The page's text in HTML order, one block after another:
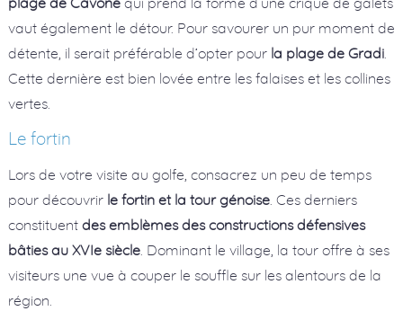
vaut également le détour. Pour savourer un pur moment de
détente, il serait préférable d’opter pour la plage de Gradi.
Cette dernière est bien lovée entre les falaises et les collines
vertes.
Le fortin
Lors de votre visite au golfe, consacrez un peu de temps
pour découvrir le fortin et la tour génoise. Ces derniers
constituent des emblèmes des constructions défensives
bâties au XVIe siècle. Dominant le village, la tour offre à ses
visiteurs une vue à couper le souffle sur les alentours de la
région.